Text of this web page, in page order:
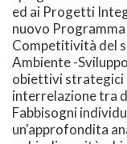
ed ai Progetti
nuovo
Competitività del
Ambiente -
obiettivi strategici
interrelazione tra
Fabbisogni
un'approfondita